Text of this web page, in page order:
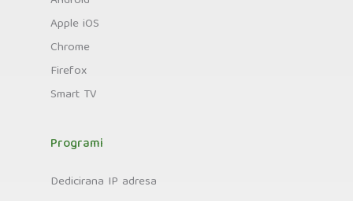
Apple iOS
Chrome
Firefox
Smart TV
Programi
Dedicirana IP adresa